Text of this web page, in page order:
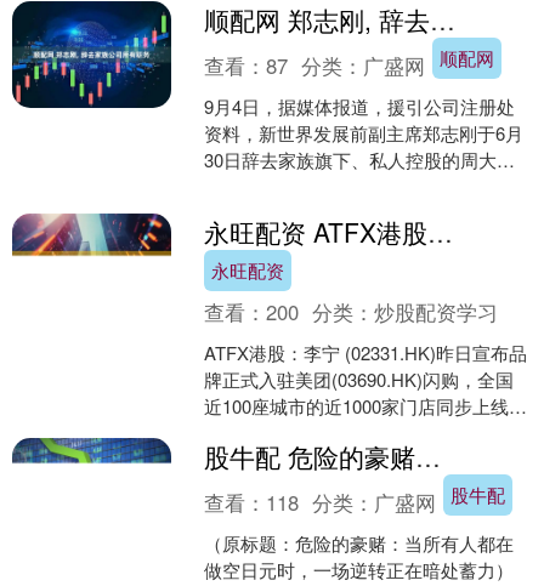
顺配网 郑志刚, 辞去家族公司所有职务
顺配网
查看：87 分类： 广盛网
9月4日，据媒体报道，援引公司注册处
资料，新世界发展前副主席郑志刚于6月
30日辞去家族旗下、私人控股的周大福
永旺配资 ATFX港股：李宁宣布入驻美团闪购，股价短线大涨后掉头
永旺配资
查看：200 分类：炒股配资学习
ATFX港股：李宁 (02331.HK)昨日宣布品
牌正式入驻美团(03690.HK)闪购，全国
近100座城市的近1000家门店同步上线，
股牛配 危险的豪赌：当所有人都在做空日元时，一场逆转正在暗处蓄力
股牛配
查看： 118 分类： 广盛网
（原标题：危险的豪赌：当所有人都在
做空日元时，一场逆转正在暗处蓄力）